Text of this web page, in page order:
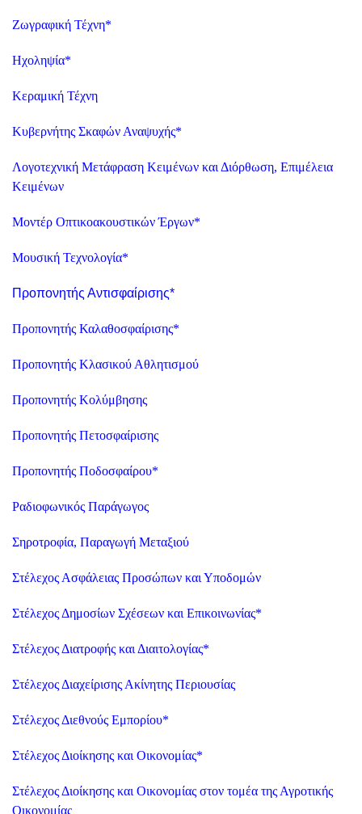
Ζωγραφική Τέχνη*
Ηχοληψία*
Κεραμική Τέχνη
Κυβερνήτης Σκαφών Αναψυχής*
Λογοτεχνική Μετάφραση Κειμένων και Διόρθωση, Επιμέλεια
Κειμένων
Μοντέρ Οπτικοακουστικών Έργων*
Μουσική Τεχνολογία*
Προπονητής Αντισφαίρισης*
Προπονητής Καλαθοσφαίρισης*
Προπονητής Κλασικού Αθλητισμού
Προπονητής Κολύμβησης
Προπονητής Πετοσφαίρισης
Προπονητής Ποδοσφαίρου*
Ραδιοφωνικός Παράγωγος
Σηροτροφία, Παραγωγή Μεταξιού
Στέλεχος Ασφάλειας Προσώπων και Υποδομών
Στέλεχος Δημοσίων Σχέσεων και Επικοινωνίας*
Στέλεχος Διατροφής και Διαιτολογίας*
Στέλεχος Διαχείρισης Ακίνητης Περιουσίας
Στέλεχος Διεθνούς Εμπορίου*
Στέλεχος Διοίκησης και Οικονομίας*
Στέλεχος Διοίκησης και Οικονομίας στον τομέα της Αγροτικής
Οικονομίας